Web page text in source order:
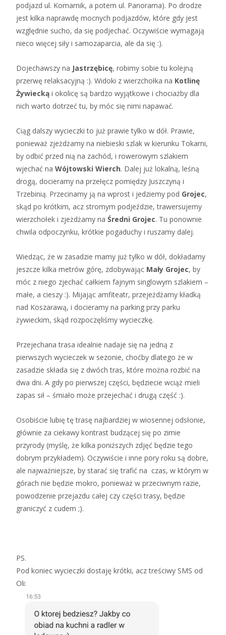
podjazd ul. Komarnik, a potem ul. Panorama). Po drodze
jest kilka naprawdę mocnych podjazdów, które gdy jest
względnie sucho, da się podjechać. Oczywiście wymagają
nieco więcej siły i samozaparcia, ale da się :).
Dojechawszy na Jastrzębicę, robimy sobie tu kolejną
przerwę relaksacyjną :). Widoki z wierzchołka na Kotlinę
Żywiecką i okolicę są bardzo wyjątkowe i chociażby dla
nich warto dotrzeć tu, by móc się nimi napawać.
Ciąg dalszy wycieczki to już prawie tylko w dół. Prawie,
ponieważ zjeżdżamy na niebieski szlak w kierunku Tokarni,
by odbić przed nią na zachód, i rowerowym szlakiem
wjechać na Wójtowski Wierch. Dalej już lokalną, leśną
drogą, docieramy na przełęcz pomiędzy Juszczyną i
Trzebinią. Przecinamy ją na wprost i jedziemy pod Grojec,
skąd po krótkim, acz stromym podjeździe, trawersujemy
wierzchołek i zjeżdżamy na Średni Grojec. Tu ponownie
chwila odpoczynku, krótkie pogaduchy i ruszamy dalej.
Wiedząc, że w zasadzie mamy już tylko w dół, dokładamy
jeszcze kilka metrów górę, zdobywając Mały Grojec, by
móc z niego zjechać całkiem fajnym singlowym szlakiem –
małe, a cieszy :). Mijając amfiteatr, przejeżdżamy kładką
nad Koszarawą, i docieramy na parking przy parku
żywieckim, skąd rozpoczęliśmy wycieczkę.
Przejechana trasa idealnie nadaje się na jedną z
pierwszych wycieczek w sezonie, choćby dlatego że w
zasadzie składa się z dwóch tras, które można rozbić na
dwa dni. A gdy po pierwszej części, będziecie wciąż mieli
zapas sił – śmiało może przejechać i drugą część :).
Osobiście lubię tę trasę najbardziej w wiosennej odsłonie,
głównie za ciekawy kontrast budzącej się po zimie
przyrody (myślę, że kilka poniższych zdjęć będzie tego
dobrym przykładem). Oczywiście i inne pory roku są dobre,
ale najważniejsze, by starać się trafić na czas, w którym w
górach nie będzie mokro, ponieważ w przeciwnym razie,
powodzenie przejazdu całej czy części trasy, będzie
graniczyć z cudem ;).
PS.
Pod koniec wycieczki dostaję krótki, acz treściwy SMS od
Oli: